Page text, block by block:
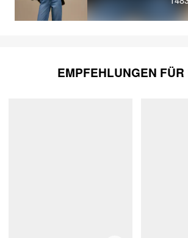
EMPFEHLUNGEN FÜR